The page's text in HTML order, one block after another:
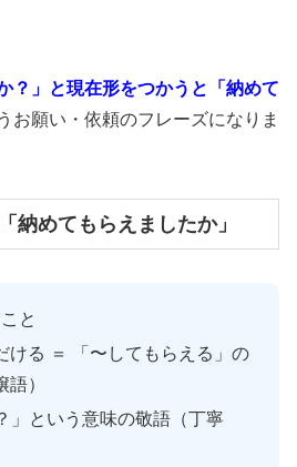
？」と現在形をつかうと「納めて
お願い・依頼のフレーズになりま
納めてもらえましたか」
と
ける ＝ 「〜してもらえる」の
）
」という意味の敬語（丁寧